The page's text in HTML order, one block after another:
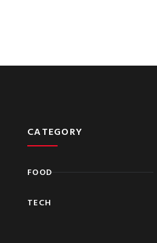
CATEGORY
FOOD
TECH